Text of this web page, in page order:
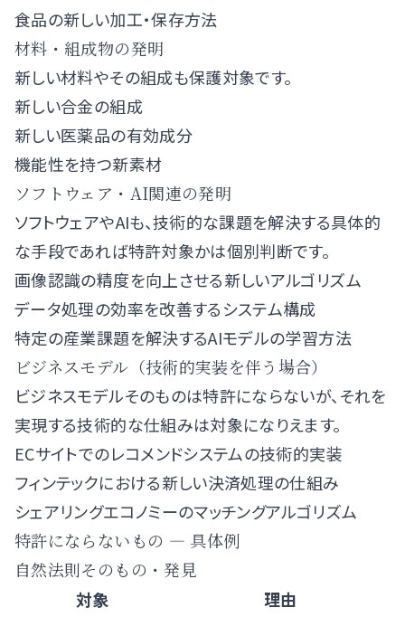
食品の新しい加工・保存方法
材料・組成物の発明
新しい材料やその組成も保護対象です。
新しい合金の組成
新しい医薬品の有効成分
機能性を持つ新素材
ソフトウェア・AI関連の発明
ソフトウェアやAIも、技術的な課題を解決する具体的
な手段であれば特許対象かは個別判断です。
画像認識の精度を向上させる新しいアルゴリズム
データ処理の効率を改善するシステム構成
特定の産業課題を解決するAIモデルの学習方法
ビジネスモデル（技術的実装を伴う場合）
ビジネスモデルそのものは特許にならないが、それを
実現する技術的な仕組みは対象になりえます。
ECサイトでのレコメンドシステムの技術的実装
フィンテックにおける新しい決済処理の仕組み
シェアリングエコノミーのマッチングアルゴリズム
特許にならないもの — 具体例
自然法則そのもの・発見
対象
理由